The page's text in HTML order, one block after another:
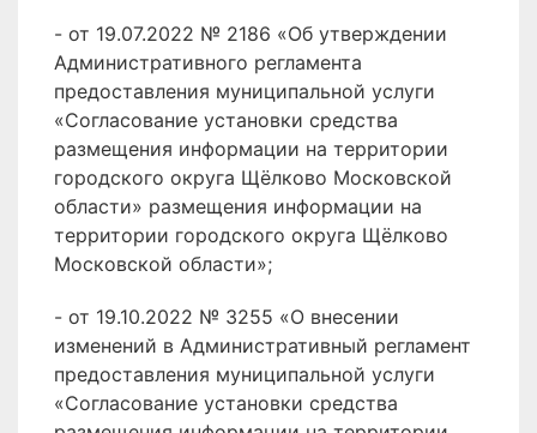
- от 19.07.2022 № 2186 «Об утверждении
Административного регламента
предоставления муниципальной услуги
«Согласование установки средства
размещения информации на территории
городского округа Щёлково Московской
области» размещения информации на
территории городского округа Щёлково
Московской области»;
- от 19.10.2022 № 3255 «О внесении
изменений в Административный регламент
предоставления муниципальной услуги
«Согласование установки средства